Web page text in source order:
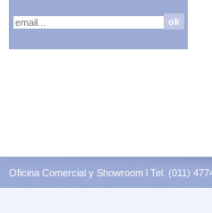
Oficina Comercial y Showroom l Tel. (011)